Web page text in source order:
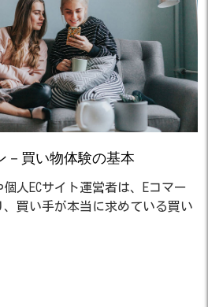
－買い物体験の基本
人ECサイト運営者は、Eコマー
買い手が本当に求めている買い